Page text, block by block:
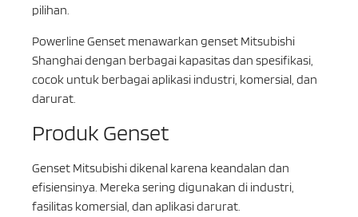
pilihan.
Powerline Genset menawarkan genset Mitsubishi
Shanghai dengan berbagai kapasitas dan spesifikasi,
cocok untuk berbagai aplikasi industri, komersial, dan
darurat.
Produk Genset
Genset Mitsubishi dikenal karena keandalan dan
efisiensinya. Mereka sering digunakan di industri,
fasilitas komersial, dan aplikasi darurat.